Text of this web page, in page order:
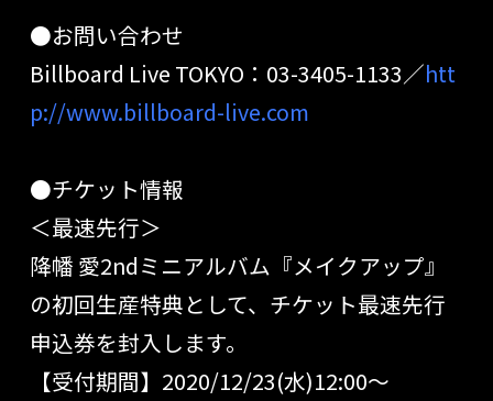
●お問い合わせ
Billboard Live TOKYO：03-3405-1133／htt
p://www.billboard-live.com
●チケット情報
＜最速先行＞
降幡 愛2ndミニアルバム『メイクアップ』
の初回生産特典として、チケット最速先行
申込券を封入します。
【受付期間】2020/12/23(水)12:00〜